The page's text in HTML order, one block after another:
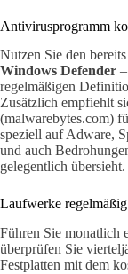
Antivirusprogramm
Nutzen Sie den
Windows Defender
regelmäßigen
Zusätzlich empfiehlt
(malwarebytes.com)
speziell auf Adware,
und auch
gelegentlich übersieht.
Laufwerke
Führen Sie monatlich
überprüfen Sie
Festplatten mit dem